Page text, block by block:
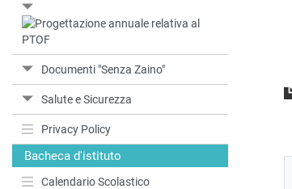
Documenti "Senza Zaino"
Salute e Sicurezza
Privacy Policy
Bacheca d'istituto
Calendario Scolastico